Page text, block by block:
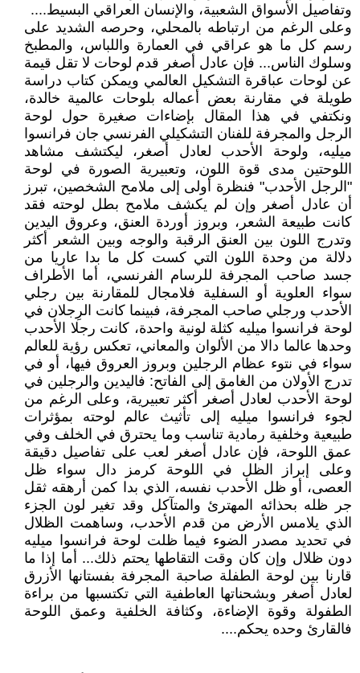
وتفاصيل الأسواق الشعبية، والإنسان العراقي البسيط....
وعلى الرغم من ارتباطه بالمحلي، وحرصه الشديد على
رسم كل ما هو عراقي في العمارة واللباس، والمطبخ
وسلوك الناس... فإن عادل أصغر قدم لوحات لا تقل قيمة
عن لوحات عباقرة التشكيل العالمي ويمكن كتاب دراسة
طويلة في مقارنة بعض أعماله بلوحات عالمية خالدة،
ونكتفي في هذا المقال بإضاءات صغيرة حول لوحة
الرجل والمجرفة للفنان التشكيلي الفرنسي جان فرانسوا
ميليه، ولوحة الأحدب لعادل أصغر، ليكتشف مشاهد
اللوحتين مدى قوة اللون، وتعبيرية الصورة في لوحة
"الرجل الأحدب" فنظرة أولى إلى ملامح الشخصين، تبرز
أن عادل أصغر وإن لم يكشف ملامح بطل لوحته فقد
كانت طبيعة الشعر، وبروز أوردة العنق، وعروق اليدين
وتدرج اللون بين العنق الرقبة والوجه وبين الشعر أكثر
دلالة من وحدة اللون التي كست كل ما بدا عاريا من
جسد صاحب المجرفة للرسام الفرنسي، أما الأطراف
سواء العلوية أو السفلية فلامجال للمقارنة بين رجلي
الأحدب ورجلي صاحب المجرفة، فبينما كانت الرِجلان في
لوحة فرانسوا ميليه كثلة لونية واحدة، كانت رجلا الأحدب
وحدها عالما دالا من الألوان والمعاني، تعكس رؤية للعالم
سواء في نتوء عظام الرجلين وبروز العروق فيها، أو في
تدرج الأولان من الغامق إلى الفاتح: فاليدين والرجلين في
لوحة الأحدب لعادل أصغر أكثر تعبيرية، وعلى الرغم من
لجوء فرانسوا ميليه إلى تأثيث عالم لوحته بمؤثرات
طبيعية وخلفية رمادية تناسب وما يحترق في الخلف وفي
عمق اللوحة، فإن عادل أصغر لعب على تفاصيل دقيقة
وعلى إبراز الظل في اللوحة كرمز دال سواء ظل
العصى، أو ظل الأحدب نفسه، الذي بدا كمن أرهقه ثقل
جر ظله بحذائه المهترئ والمتآكل وقد تغير لون الجزء
الذي يلامس الأرض من قدم الأحدب، وساهمت الظلال
في تحديد مصدر الضوء فيما ظلت لوحة فرانسوا ميليه
دون ظلال وإن كان وقت التقاطها يحتم ذلك... أما إذا ما
قارنا بين لوحة الطفلة صاحبة المجرفة بفستانها الأزرق
لعادل أصغر وبشحناتها العاطفية التي تكتسبها من براءة
الطفولة وقوة الإضاءة، وكثافة الخلفية وعمق اللوحة
فالقارئ وحده يحكم....